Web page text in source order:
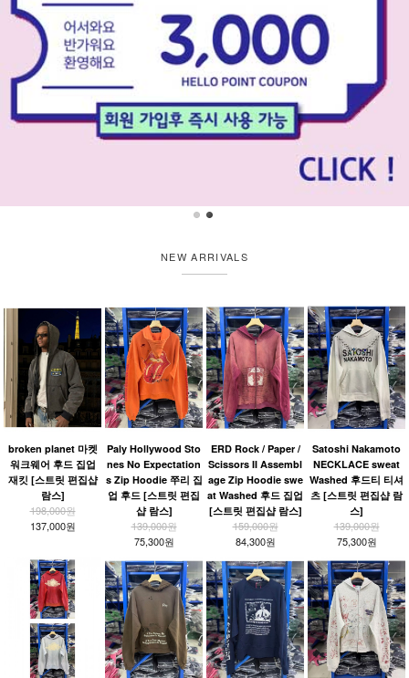
NEW ARRIVALS
broken planet 마켓
워크웨어 후드 집업
재킷 [스트릿 편집샵
람스]
198,000원
137,000원
Paly Hollywood Sto
nes No Expectation
s Zip Hoodie 쭈리 집
업 후드 [스트릿 편집
샵 람스]
139,000원
75,300원
ERD Rock / Paper /
Scissors II Assembl
age Zip Hoodie swe
at Washed 후드 집업
[스트릿 편집샵 람스]
159,000원
84,300원
Satoshi Nakamoto
NECKLACE sweat
Washed 후드티 티셔
츠 [스트릿 편집샵 람
스]
139,000원
75,300원